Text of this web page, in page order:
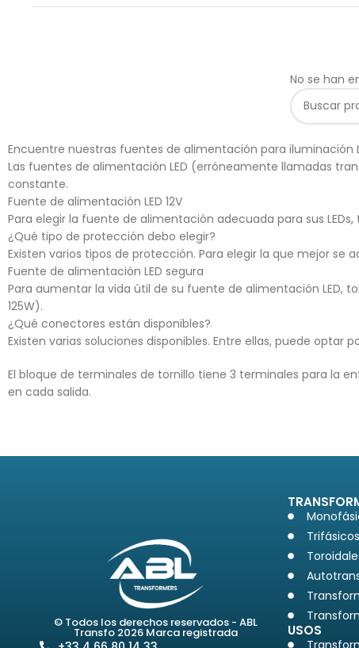
No se han
Encuentre nuestras fuentes de alimentación para iluminación
Las fuentes de alimentación LED (erróneamente llamadas
constante.
Fuente de alimentación LED 12V
Para elegir la fuente de alimentación adecuada para sus
¿Qué tipo de protección debo elegir?
Existen varios tipos de protección. Para elegir la que mejor se
Fuente de alimentación LED segura
Para aumentar la vida útil de su fuente de alimentación LED,
125W).
¿Qué conectores están disponibles?
Existen varias soluciones disponibles. Entre ellas, puede
El bloque de terminales de tornillo tiene 3 terminales para la
en cada salida.
© Todos los derechos reservados - ABL
Transfo 2026 Marca registrada
Trifásicos
USOS